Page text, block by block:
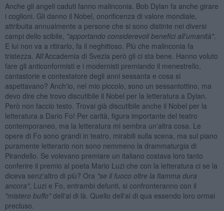
Anche gli angeli caduti fanno malinconia. Bob Dylan fa anche girare
i coglioni. Gli danno il Nobel, onorificenza di valore mondiale,
attribuita annualmente a persone che si sono distinte nei diversi
campi dello scibile, "apportando considerevoli benefici all'umanità".
E lui non va a ritirarlo, fa il neghittoso. Più che malinconia fa
tristezza. All'Accademia di Svezia però gli ci sta bene. Hanno voluto
fare gli anticonformisti e i modernisti premiando il menestrello,
cantastorie e contestatore degli anni sessanta e cosa si
aspettavano? Anch'io, nel mio piccolo, sono un sessantottino, ma
devo dire che trovo discutibile il Nobel per la letteratura a Dylan.
Però non faccio testo. Trovai già discutibile anche il Nobel per la
letteratura a Dario Fo! Per carità, figura importante del teatro
contemporaneo, ma la letteratura mi sembra un'altra cosa. Le
opere di Fo sono grandi in teatro, mirabili sulla scena, ma sul piano
puramente letterario non sono nemmeno la drammaturgia di
Pirandello. Se volevano premiare un italiano costava loro tanto
conferire il premio al poeta Mario Luzi che con la letteratura ci se la
diceva senz'altro di più? Ora "se il fuoco oltre la fiamma dura
ancora", Luzi e Fo, entrambi defunti, si confronteranno con il
"mistero buffo"dell'al di là. Quello dell'al di qua essendo loro ormai
precluso.